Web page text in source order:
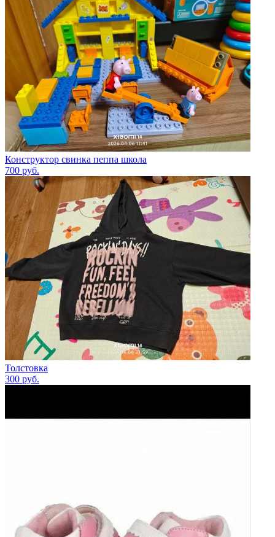
Конструктор свинка пеппа школа
700 руб.
Толстовка
300 руб.